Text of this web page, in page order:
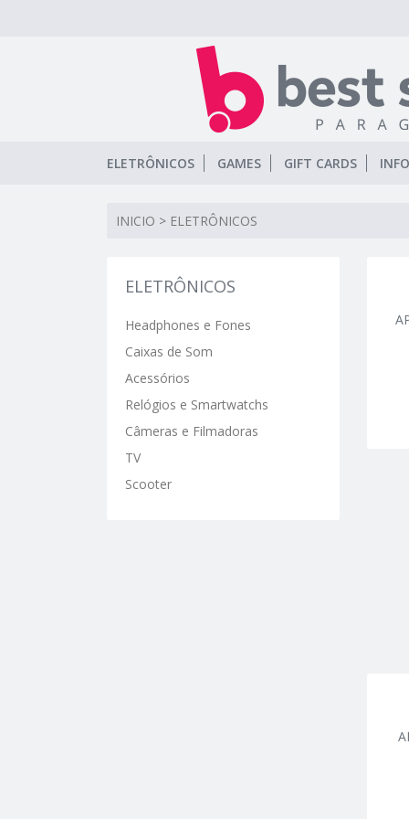
ELETRÔNICOS GAMES GIFT CARDS
INICIO > ELETRÔNICOS
ELETRÔNICOS
Headphones e Fones
Caixas de Som
Acessórios
Relógios e Smartwatchs
Câmeras e Filmadoras
TV
Scooter